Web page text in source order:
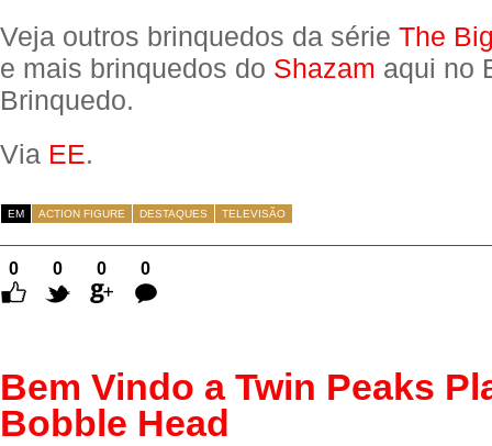
Veja outros brinquedos da série The
e mais brinquedos do Shazam aqui no
Brinquedo.
Via EE.
EM ACTION FIGURE DESTAQUES TELEVISÃO
0 0 0
0
Comentários
Bem Vindo a Twin Peaks
Bobble Head